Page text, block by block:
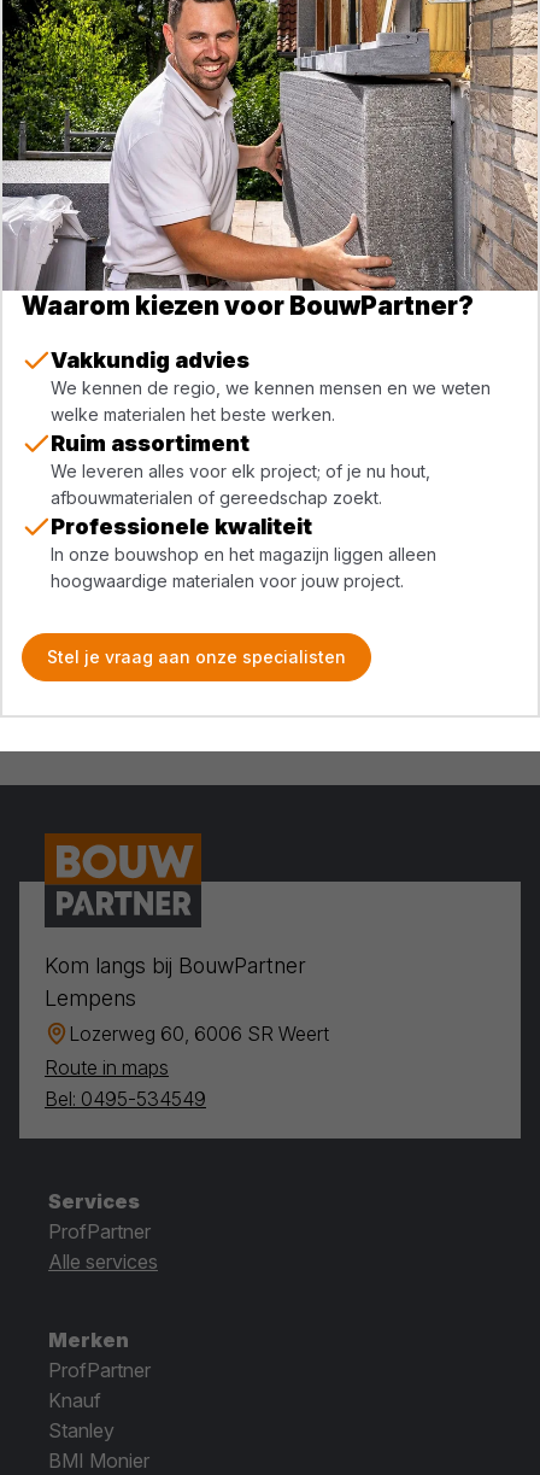
Waarom kiezen voor BouwPartner?
Vakkundig advies
We kennen de regio, we kennen mensen en we weten
welke materialen het beste werken.
Ruim assortiment
We leveren alles voor elk project; of je nu hout,
afbouwmaterialen of gereedschap zoekt.
Professionele kwaliteit
In onze bouwshop en het magazijn liggen alleen
hoogwaardige materialen voor jouw project.
Stel je vraag aan onze specialisten
Kom langs bij BouwPartner
Lempens
Lozerweg 60, 6006 SR Weert
Route in maps
Bel: 0495-534549
Services
ProfPartner
Alle services
Merken
ProfPartner
Knauf
Stanley
BMI Monier